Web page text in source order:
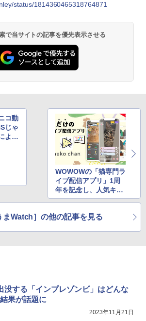
status/1814360465318764871
で当サイトの記事を優先表示させる
コ動
じゃ
よる
WOWOWの「猫専門ラ
イブ配信アプリ」1周
年を記念し、人気キャ
ットライバーのポスタ
まWatch］の他の記事を見る
没する「インプレゾンビ」はどんな
果が話題に
2023年11月21日